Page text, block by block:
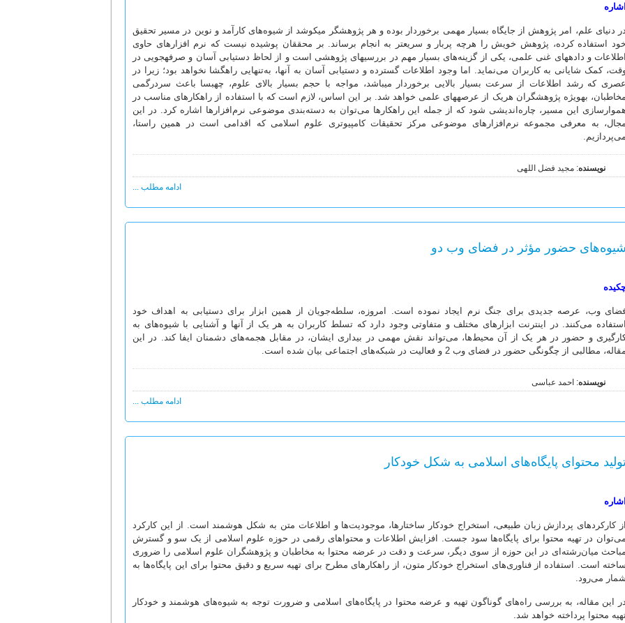
اشاره
در دنیای علم، امر پژوهش از جایگاه بسیار مهمی برخوردار بوده و هر پژوهشگر می­کوشد از شیوه­‌های کارآمد و نوین در مسیر تحقیق
خود استفاده کرده، پژوهش خویش را هرچه پربار و سریع­تر به انجام برساند. بر محققان پوشیده نیست که نرم افزارهای حاوی
اطلاعات و داده­های غنی علمی، یکی از گزینه‌­های بسیار مهم در بررسی­های پژوهشی است و از لحاظ دستیابی آسان و صرفه­جویی در
کمک شایانی به کاربران می‌نماید. اما وجود اطلاعات گسترده و دستیابی آسان به آن­ها، به‌تنهایی راهگشا نخواهد بود؛ زیرا در
عصری که رشد اطلاعات از سرعت بسیار بالایی برخوردار می­باشد، مواجه با حجم بسیار بالای علوم، چه­بسا باعث سردرگمی
مخاطبان، به­ویژه پژوهشگران هریک از عرصه­های علمی خواهد شد. بر این اساس، لازم است که با استفاده از راهکارهای مناسب در
هموارسازی این مسیر، چاره‌اندیشی شود که از جمله این راهکارها می‌توان به دسته‌بندی موضوعی نرم‌افزارها اشاره کرد. در این
مجال، به معرفی مجموعه نرم‌افزارهای موضوعی مرکز تحقیقات کامپیوتری علوم اسلامی که اقدامی است در همین راستا،
می‌پردازیم.
نویسنده: مجید فضل اللهی
ادامه مطلب ...
شیوه‌های حضور مؤثر در فضای وب دو
وب، عرصه جدیدی برای جنگ نرم ایجاد نموده است. امروزه، سلطه‌جویان از همین ابزار برای دستیابی به اهداف خود
استفاده می‌کنند. در اینترنت ابزارهای مختلف و متفاوتی وجود دارد که تسلط کاربران به هر یک از آنها و آشنایی با شیوه‌های به
و حضور در هر یک از آن محیط‌ها، می‌تواند نقش مهمی در بیداری ایشان، در مقابل هجمه‌های دشمنان ایفا کند. در این
مقاله، مطالبی از چگونگی حضور در فضای وب 2 و فعالیت در شبکه‌های اجتماعی بیان شده است.
نویسنده: احمد عباسی
ادامه مطلب ...
محتوای پایگاه‌های اسلامی به شکل خودکار
اشاره
از کارکردهای پردازش زبان طبیعی، استخراج خودکار ساختارها، موجودیت‌ها و اطلاعات متن به شکل هوشمند است. از این کارکرد
می‌توان در تهیه محتوا برای پایگاه‌ها سود جست. افزایش اطلاعات و محتواهای رقمی در حوزه علوم اسلامی از یک سو و گسترش
مباحث میان‌رشته‌ای در این حوزه از سوی دیگر، سرعت و دقت در عرضه محتوا به مخاطبان و پژوهشگران علوم اسلامی را ضروری
ساخته است. استفاده از فناوری‌های استخراج خودکار متون، از راهکارهای مطرح برای تهیه سریع و دقیق محتوا برای این پایگاه‌ها به
شمار می‌رود.
در این مقاله، به بررسی راه‌های گوناگون تهیه و عرضه محتوا در پایگاه‌های اسلامی و ضرورت توجه به شیوه‌های هوشمند و خودکار
محتوا پرداخته خواهد شد.